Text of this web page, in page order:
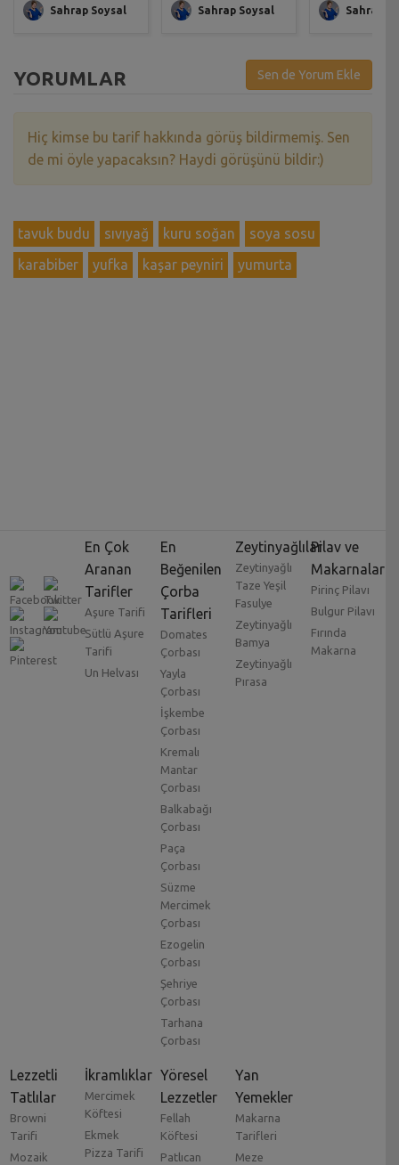
Sahrap Soysal Sahrap Soysal Sahrap
YORUMLAR Sen de Yorum Ekle
Hiç kimse bu tarif hakkında görüş bildirmemiş. Sen
de mi öyle yapacaksın? Haydi görüşünü bildir:)
tavuk budu sıvıyağ kuru soğan
soya sosu
karabiber
yufka kaşar peyniri yumurta
En Çok
Aranan
Tarifler
Aşure Tarifi
Sütlü Aşure
Tarifi
Un Helvası
En
Beğenilen
Çorba
Tarifleri
Domates
Çorbası
Yayla
Çorbası
İşkembe
Çorbası
Kremalı
Mantar
Çorbası
Balkabağı
Çorbası
Paça
Çorbası
Süzme
Mercimek
Çorbası
Ezogelin
Çorbası
Şehriye
Çorbası
Tarhana
Çorbası
Zeytinyağlılar
Zeytinyağlı
Taze Yeşil
Fasulye
Zeytinyağlı
Bamya
Zeytinyağlı
Pırasa
Pilav ve
Makarnalar
Pirinç Pilavı
Bulgur Pilavı
Fırında
Makarna
Lezzetli
Tatlılar
Browni
Tarifi
Mozaik
İkramlıklar
Mercimek
Köftesi
Ekmek
Pizza Tarifi
Yöresel
Lezzetler
Fellah
Köftesi
Patlıcan
Yan
Yemekler
Makarna
Tarifleri
Meze